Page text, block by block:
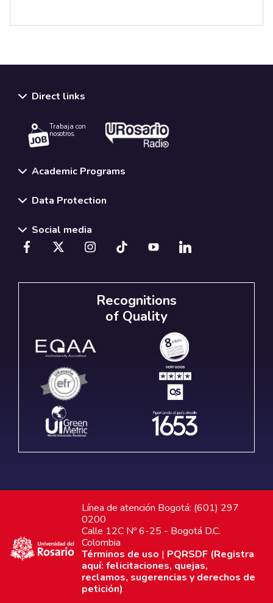
Direct links
Trabaja con
nosotros.
Academic Programs
Data Protection
Social media
Recognitions
of Quality
Línea de atención Bogotá: (601) 297
0200
Calle 12C Nº 6-25 - Bogotá D.C.
Colombia
Términos de uso | PQRSDF (Registra
aquí: felicitaciones, quejas,
reclamos, sugerencias y derechos de
petición)